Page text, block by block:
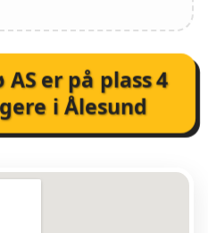
ASer på plass4
i Ålesund